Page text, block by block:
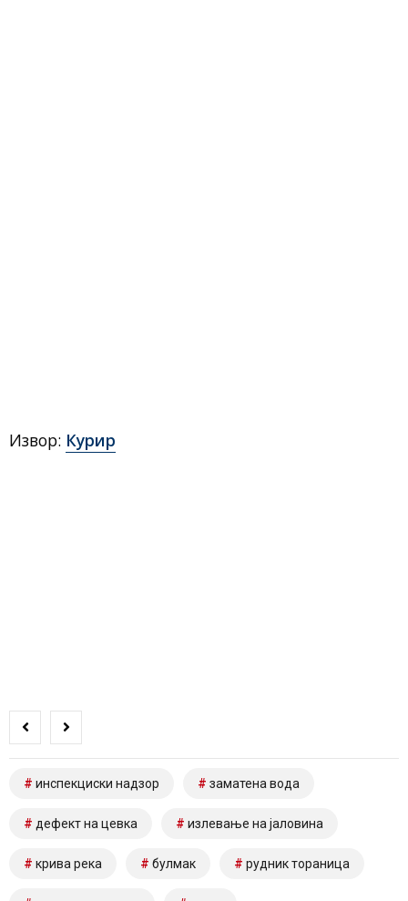
Извор: Курир
инспекциски надзор заматена вода
дефект на цевка излевање на јаловина
крива река булмак рудник тораница